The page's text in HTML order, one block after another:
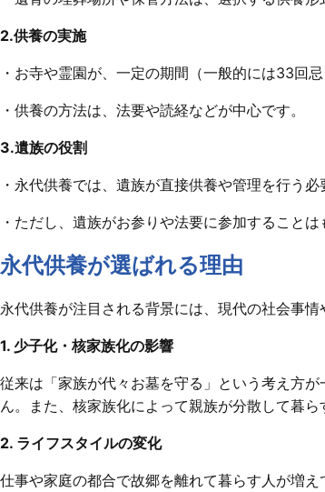
2.供養の実施
・お寺や霊園が、一定の期間（一般的には33回
・供養の方法は、法要や読経などが中心です。
3.遺族の役割
・永代供養では、遺族が直接供養や管理を行う
・ただし、遺族がお参りや法要に参加することは
永代供養が選ばれる理由
永代供養が注目される背景には、現代の社会事
1. 少子化・核家族化の影響
従来は「家族が代々お墓を守る」という考え方
ん。また、核家族化によって親族が分散して暮
2. ライフスタイルの変化
仕事や家庭の都合で故郷を離れて暮らす人が増